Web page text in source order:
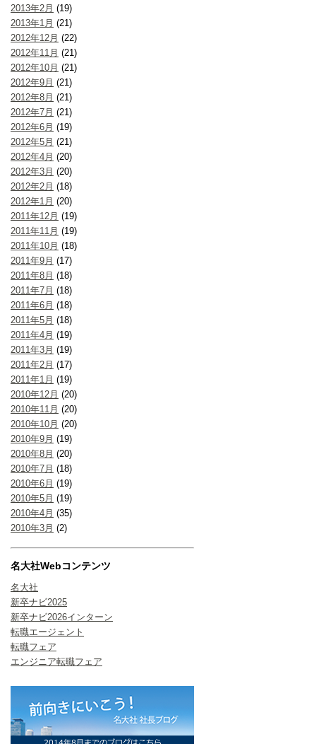
2013年2月 (19)
2013年1月 (21)
2012年12月 (22)
2012年11月 (21)
2012年10月 (21)
2012年9月 (21)
2012年8月 (21)
2012年7月 (21)
2012年6月 (19)
2012年5月 (21)
2012年4月 (20)
2012年3月 (20)
2012年2月 (18)
2012年1月 (20)
2011年12月 (19)
2011年11月 (19)
2011年10月 (18)
2011年9月 (17)
2011年8月 (18)
2011年7月 (18)
2011年6月 (18)
2011年5月 (18)
2011年4月 (19)
2011年3月 (19)
2011年2月 (17)
2011年1月 (19)
2010年12月 (20)
2010年11月 (20)
2010年10月 (20)
2010年9月 (19)
2010年8月 (20)
2010年7月 (18)
2010年6月 (19)
2010年5月 (19)
2010年4月 (35)
2010年3月 (2)
名大社Webコンテンツ
名大社
新卒ナビ2025
新卒ナビ2026インターン
転職エージェント
転職フェア
エンジニア転職フェア